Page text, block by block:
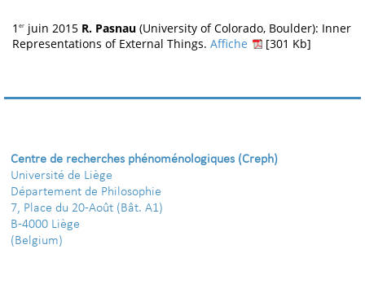
1 er juin 2015 R. Pasnau (University of Colorado, Boulder): Inner
Representations of External Things. Affiche [301 Kb]
Centre de recherches phénoménologiques (Creph)
Université de Liège
Département de Philosophie
7, Place du 20-Août (Bât. A1)
B-4000 Liège
(Belgium)